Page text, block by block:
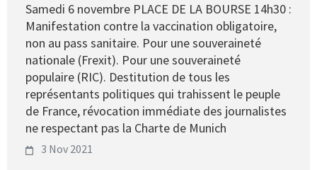
Samedi 6 novembre PLACE DE LA BOURSE 14h30 :
Manifestation contre la vaccination obligatoire,
non au pass sanitaire. Pour une souveraineté
nationale (Frexit). Pour une souveraineté
populaire (RIC). Destitution de tous les
représentants politiques qui trahissent le peuple
de France, révocation immédiate des journalistes
ne respectant pas la Charte de Munich
3 Nov 2021